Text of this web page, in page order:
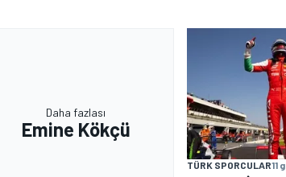
Daha fazlası
Emine Kökçü
TÜRK SPORCULAR11 g